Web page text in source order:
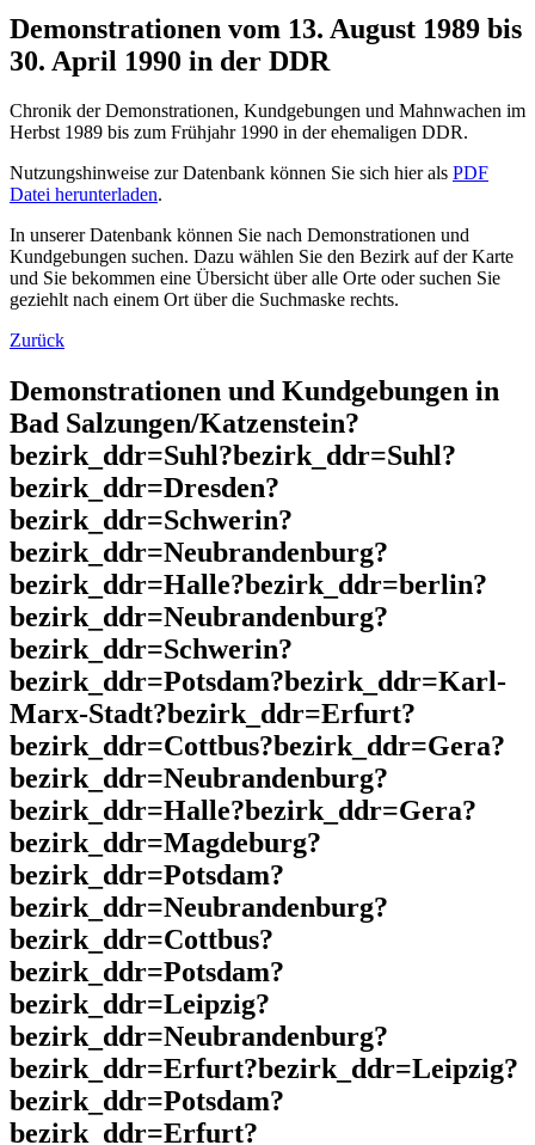
Demonstrationen vom 13. August 1989 bis
30. April 1990 in der DDR
Chronik der Demonstrationen, Kundgebungen und Mahnwachen im
Herbst 1989 bis zum Frühjahr 1990 in der ehemaligen DDR.
Nutzungshinweise zur Datenbank können Sie sich hier als PDF
Datei herunterladen.
In unserer Datenbank können Sie nach Demonstrationen und
Kundgebungen suchen. Dazu wählen Sie den Bezirk auf der Karte
und Sie bekommen eine Übersicht über alle Orte oder suchen Sie
geziehlt nach einem Ort über die Suchmaske rechts.
Zurück
Demonstrationen und Kundgebungen in
Bad Salzungen/Katzenstein?
bezirk_ddr=Suhl?bezirk_ddr=Suhl?
bezirk_ddr=Dresden?
bezirk_ddr=Schwerin?
bezirk_ddr=Neubrandenburg?
bezirk_ddr=Halle?bezirk_ddr=berlin?
bezirk_ddr=Neubrandenburg?
bezirk_ddr=Schwerin?
bezirk_ddr=Potsdam?bezirk_ddr=Karl-
Marx-Stadt?bezirk_ddr=Erfurt?
bezirk_ddr=Cottbus?bezirk_ddr=Gera?
bezirk_ddr=Neubrandenburg?
bezirk_ddr=Halle?bezirk_ddr=Gera?
bezirk_ddr=Magdeburg?
bezirk_ddr=Potsdam?
bezirk_ddr=Neubrandenburg?
bezirk_ddr=Cottbus?
bezirk_ddr=Potsdam?
bezirk_ddr=Leipzig?
bezirk_ddr=Neubrandenburg?
bezirk_ddr=Erfurt?bezirk_ddr=Leipzig?
bezirk_ddr=Potsdam?
bezirk_ddr=Erfurt?